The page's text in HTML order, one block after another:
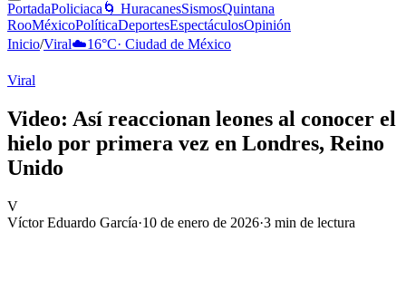
PortadaPoliciaca 🌀 HuracanesSismosQuintana
RooMéxicoPolíticaDeportesEspectáculosOpinión
Inicio/Viral☁️16°C· Ciudad de México
Viral
Video: Así reaccionan leones al conocer el
hielo por primera vez en Londres, Reino
Unido
V
Víctor Eduardo García·10 de enero de 2026·3 min de lectura